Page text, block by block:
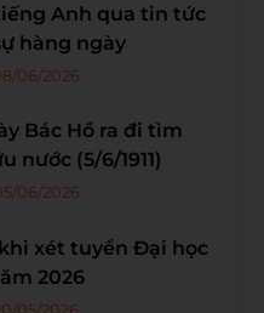
Anh qua tin tức
hàng ngày
06/2026
Bác Hồ ra đi tìm
nước (5/6/1911)
06/2026
xét tuyển Đại học
2026